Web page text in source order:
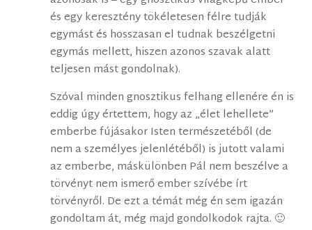
és egy keresztény tökéletesen félre tudják
egymást és hosszasan el tudnak beszélgetni
egymás mellett, hiszen azonos szavak alatt
teljesen mást gondolnak).
Szóval minden gnosztikus felhang ellenére én is
eddig úgy értettem, hogy az „élet lehellete”
emberbe fújásakor Isten természetéből (de
nem a személyes jelenlétéből) is jutott valami
az emberbe, máskülönben Pál nem beszélve a
törvényt nem ismerő ember szívébe írt
törvényről. De ezt a témát még én sem igazán
gondoltam át, még majd gondolkodok rajta. 🙂